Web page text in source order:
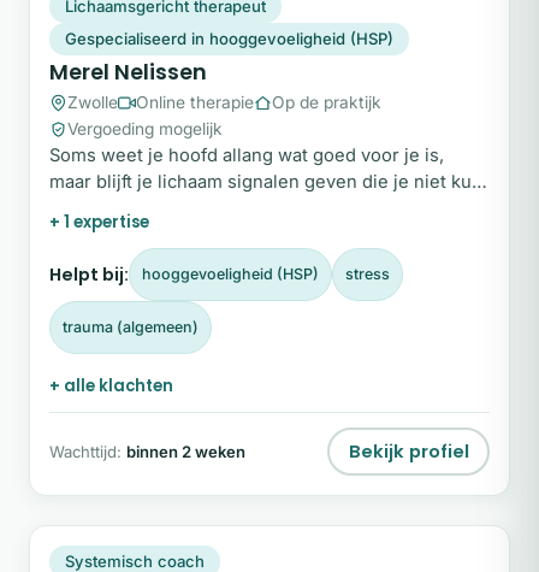
Lichaamsgericht therapeut
Gespecialiseerd in hooggevoeligheid (HSP)
Merel Nelissen
Zwolle Online therapie
Op de praktijk
Vergoeding mogelijk
Soms weet je hoofd allang wat goed voor je is,
maar blijft je lichaam signalen geven die je niet kunt
+ 1 expertise
Helpt bij: hooggevoeligheid (HSP) stress
trauma (algemeen)
+ alle klachten
Wachttijd: binnen 2 weken Bekijk profiel
Snel beschikbaar
Systemisch coach